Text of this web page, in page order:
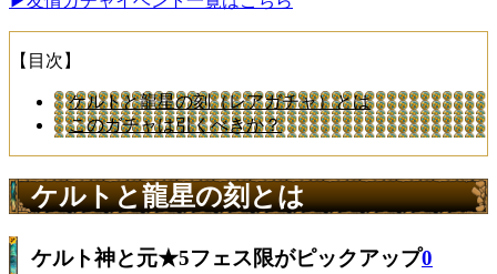
【目次】
ケルトと龍星の刻（レアガチャ）とは
このガチャは引くべきか？
ケルトと龍星の刻とは
ケルト神と元★5フェス限がピックアップ0